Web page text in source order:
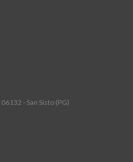
- San Sisto (PG)